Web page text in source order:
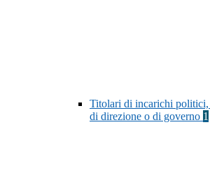
Titolari di incarichi politici,
di direzione o di governo 1